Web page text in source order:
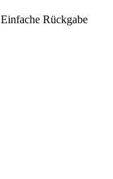
Einfache Rückgabe